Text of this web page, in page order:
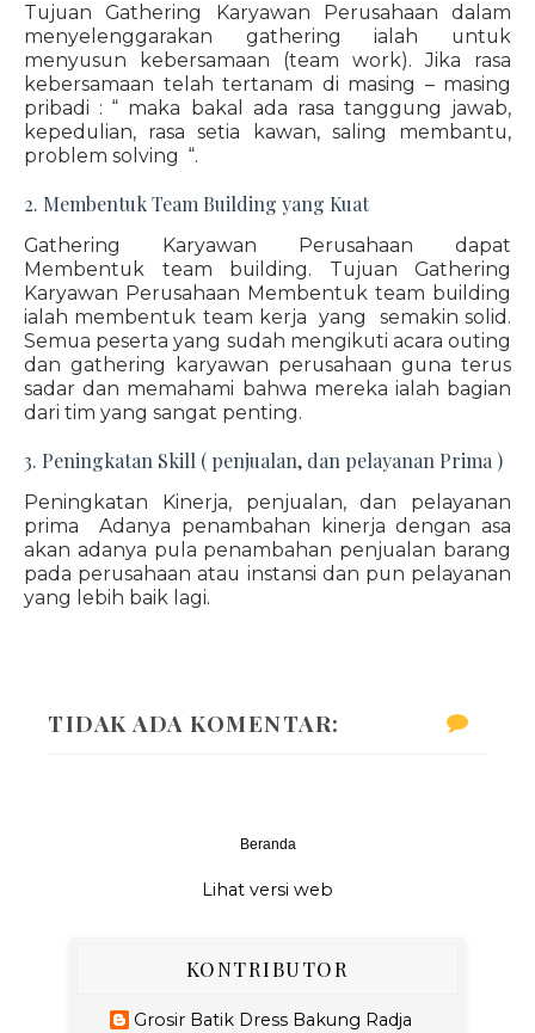
Tujuan Gathering Karyawan Perusahaan dalam
menyelenggarakan gathering ialah untuk
menyusun kebersamaan (team work). Jika rasa
kebersamaan telah tertanam di masing – masing
pribadi : “ maka bakal ada rasa tanggung jawab,
kepedulian, rasa setia kawan, saling membantu,
problem solving “.
2. Membentuk Team Building yang Kuat
Gathering Karyawan Perusahaan dapat
Membentuk team building. Tujuan Gathering
Karyawan Perusahaan Membentuk team building
ialah membentuk team kerja yang semakin solid.
Semua peserta yang sudah mengikuti acara outing
dan gathering karyawan perusahaan guna terus
sadar dan memahami bahwa mereka ialah bagian
dari tim yang sangat penting.
3. Peningkatan Skill ( penjualan, dan pelayanan Prima )
Peningkatan Kinerja, penjualan, dan pelayanan
prima Adanya penambahan kinerja dengan asa
akan adanya pula penambahan penjualan barang
pada perusahaan atau instansi dan pun pelayanan
yang lebih baik lagi.
TIDAK ADA KOMENTAR:
Beranda
Lihat versi web
KONTRIBUTOR
Grosir Batik Dress Bakung Radja